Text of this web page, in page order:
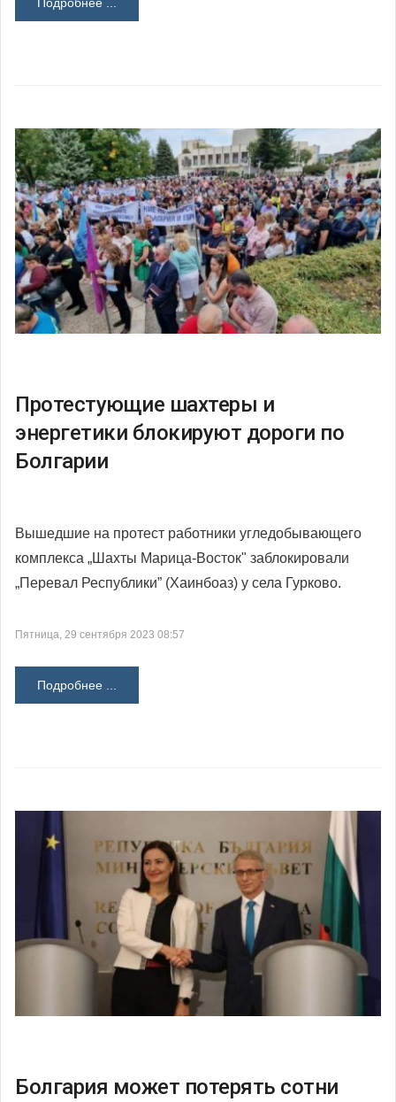
Подробнее ...
Протестующие шахтеры и
энергетики блокируют дороги по
Болгарии
Вышедшие на протест работники угледобывающего
комплекса „Шахты Марица-Восток" заблокировали
„Перевал Республики” (Хаинбоаз) у села Гурково.
Пятница, 29 сентября 2023 08:57
Подробнее ...
Болгария может потерять сотни